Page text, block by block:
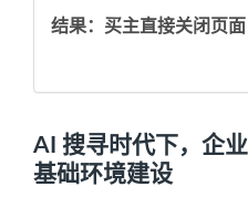
结果：买主直接关闭页
AI 搜寻时代下，企
基础环境建设